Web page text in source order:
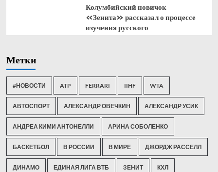
Колумбийский новичок
«Зенита» рассказал о процессе
изучения русского
Метки
#НОВОСТИ ATP FERRARI IIHF WTA
АВТОСПОРТ АЛЕКСАНДР ОВЕЧКИН АЛЕКСАНДР УСИК
АНДРЕА КИМИ АНТОНЕЛЛИ АРИНА СОБОЛЕНКО
БАСКЕТБОЛ В РОССИИ В МИРЕ ДЖОРДЖ РАССЕЛЛ
ДИНАМО ЕДИНАЯ ЛИГА ВТБ ЗЕНИТ КХЛ